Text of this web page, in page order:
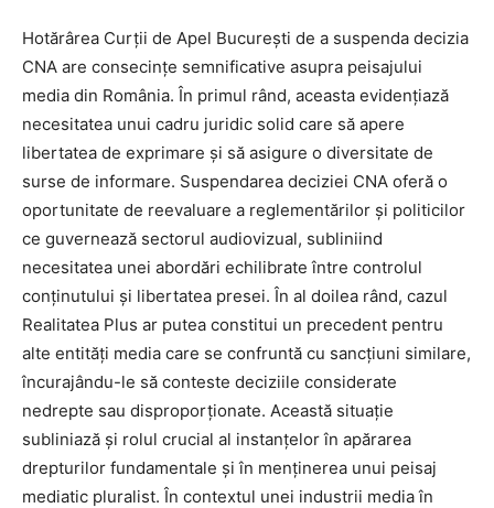
Hotărârea Curții de Apel București de a suspenda decizia
CNA are consecințe semnificative asupra peisajului
media din România. În primul rând, aceasta evidențiază
necesitatea unui cadru juridic solid care să apere
libertatea de exprimare și să asigure o diversitate de
surse de informare. Suspendarea deciziei CNA oferă o
oportunitate de reevaluare a reglementărilor și politicilor
ce guvernează sectorul audiovizual, subliniind
necesitatea unei abordări echilibrate între controlul
conținutului și libertatea presei. În al doilea rând, cazul
Realitatea Plus ar putea constitui un precedent pentru
alte entități media care se confruntă cu sancțiuni similare,
încurajându-le să conteste deciziile considerate
nedrepte sau disproporționate. Această situație
subliniază și rolul crucial al instanțelor în apărarea
drepturilor fundamentale și în menținerea unui peisaj
mediatic pluralist. În contextul unei industrii media în